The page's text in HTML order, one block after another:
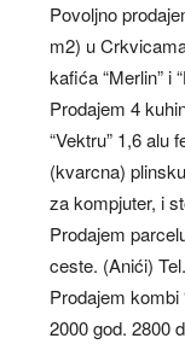
Povoljno
m2) u
kafića “Merlin” i
Prodajem 4
“Vektru” 1,6 alu
(kvarcna)
za kompjuter, i
Prodajem
ceste. (Anići)
Prodajem kombi
2000 god. 2800